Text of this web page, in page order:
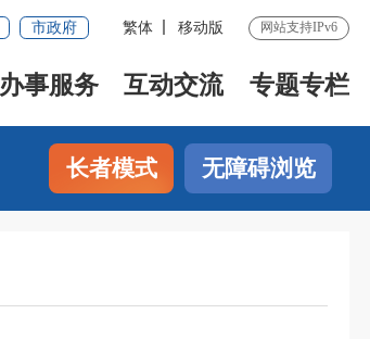
市政府 繁体 移动版 网站支持IPv6
办事服务 互动交流 专题专栏
长者模式 无障碍浏览